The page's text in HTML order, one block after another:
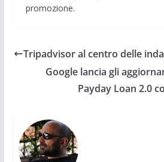
promozione.
Tripadvisor al centro delle
Google lancia gli
Payday Loan 2.0